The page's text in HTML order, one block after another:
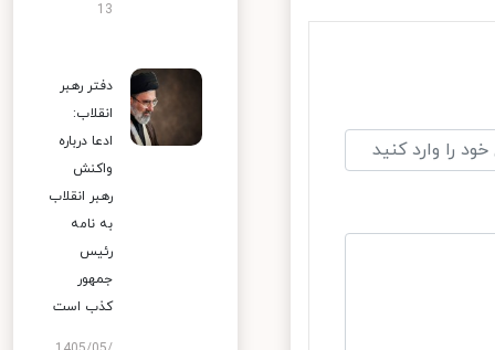
13
دفتر رهبر
انقلاب:
ادعا درباره
واکنش
رهبر انقلاب
به نامه
رئیس
جمهور
کذب است